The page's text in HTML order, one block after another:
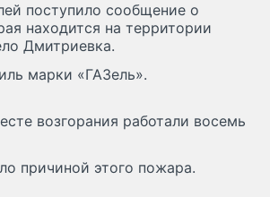
поступило сообщение о
находится на территории
Дмитриевка.
марки «ГАЗель».
возгорания работали восемь
причиной этого пожара.